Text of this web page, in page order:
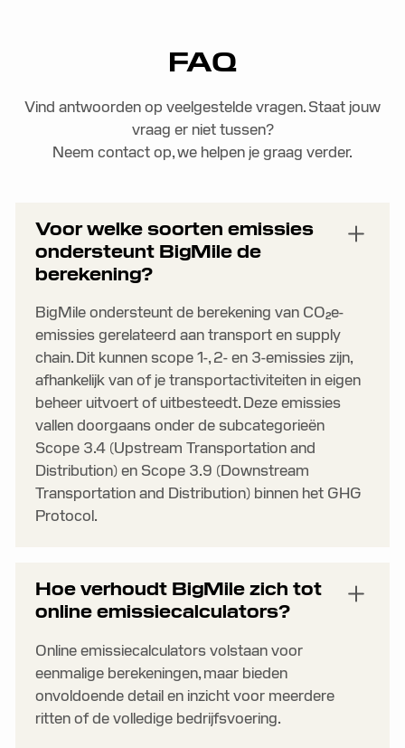
FAQ
Vind antwoorden op veelgestelde vragen. Staat jouw
vraag er niet tussen?
Neem contact op, we helpen je graag verder.
Voor welke soorten emissies
ondersteunt BigMile de
berekening?
BigMile ondersteunt de berekening van CO₂e-
emissies gerelateerd aan transport en supply
chain. Dit kunnen scope 1-, 2- en 3-emissies zijn,
afhankelijk van of je transportactiviteiten in eigen
beheer uitvoert of uitbesteedt. Deze emissies
vallen doorgaans onder de subcategorieën
Scope 3.4 (Upstream Transportation and
Distribution) en Scope 3.9 (Downstream
Transportation and Distribution) binnen het GHG
Protocol.
Hoe verhoudt BigMile zich tot
online emissiecalculators?
Online emissiecalculators volstaan voor
eenmalige berekeningen, maar bieden
onvoldoende detail en inzicht voor meerdere
ritten of de volledige bedrijfsvoering.